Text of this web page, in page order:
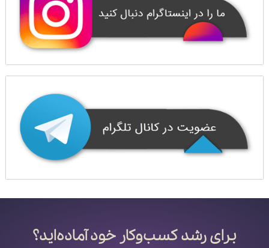
برای رشد کسب‌وکار خود آماده‌اید؟